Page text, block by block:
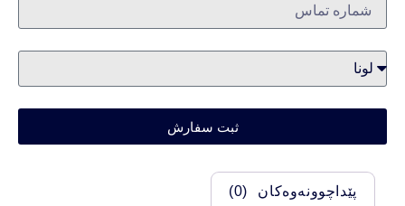
ثبت سفارش
پێداچوونەوەکان (0)